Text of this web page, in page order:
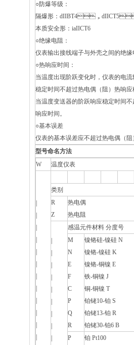
○防爆等级：
隔爆形：dIIBT4，
本质安全形：iaIICT6
○绝缘电阻：
仪表输出接线端子与外壳之间的绝
○热响应时间：
当温度出现阶跃变化时，仪表的电
稳定时间不超过热电偶（阻）热响应
当温度变送器的阶跃响应稳定时间不
响应时间。
○基本误差
仪表的基本误差应不超过热电偶（
型号命名方法
W
温度仪表
类别
R
Z
热电偶
热电阻
感温元件材料 分度号
M
N
E
F
C
P
Q
R
镍铬硅-镍硅 N
镍铬-镍硅 K
镍铬-铜镍 E
铁-铜镍 J
铜-铜镍 T
铂铑10-铂 S
铂铑13-铂 R
铂铑30-铂6 B
P
铂 Pt100